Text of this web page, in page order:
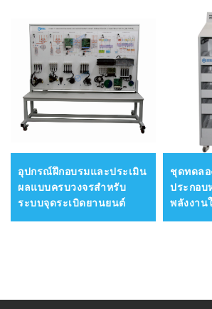
อุปกรณ์ฝึกอบรมและประเมิน
ผลแบบครบวงจรสำหรับ
ระบบจุดระเบิดยานยนต์
ชุดทดลอ
ประกอบ
พลังงาน